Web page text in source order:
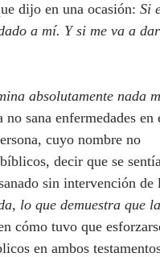
dijo en una ocasión: Si
a mí. Y si me va a
absolutamente nada
sana enfermedades en
cuyo nombre no
decir que se
sin intervención de
lo que demuestra que
cómo tuvo que
en ambos